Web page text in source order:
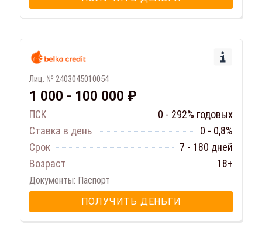
Лиц. № 2403045010054
1 000 - 100 000 ₽
ПСК
0 - 292% годовых
Ставка в день
0 - 0,8%
Срок
7 - 180 дней
Возраст
18+
Документы: Паспорт
ПОЛУЧИТЬ ДЕНЬГИ